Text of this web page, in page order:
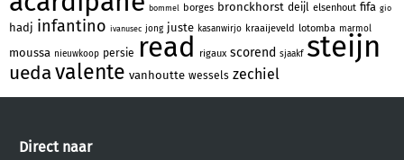
bommel borges bronckhorst deijl elsenhout fifa gio
hadj infantino ivanusec jong juste kasanwirjo kraaijeveld lotomba marmol
moussa nieuwkoop persie read rigaux scorend sjaakf steijn
uedavalente vanhoutte wessels zechiel
Direct naar